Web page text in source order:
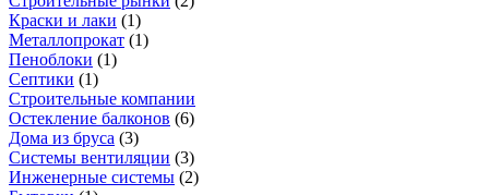
Краски и лаки (1)
Металлопрокат (1)
Пеноблоки (1)
Септики (1)
Строительные компании
Остекление балконов (6)
Дома из бруса (3)
Системы вентиляции (3)
Инженерные системы (2)